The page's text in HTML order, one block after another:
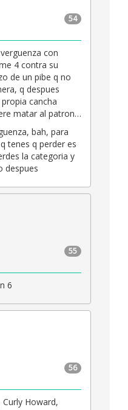
54
con
4 contra su
de un pibe q no
q despues
cancha
matar al patron…
bah, para
tenes q perder es
la categoria y
despues
55
6
56
Howard,